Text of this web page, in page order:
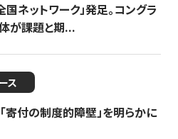
ネットワーク」発足。コングラ
が課題と期...
ス
寄付の制度的障壁」を明らかに